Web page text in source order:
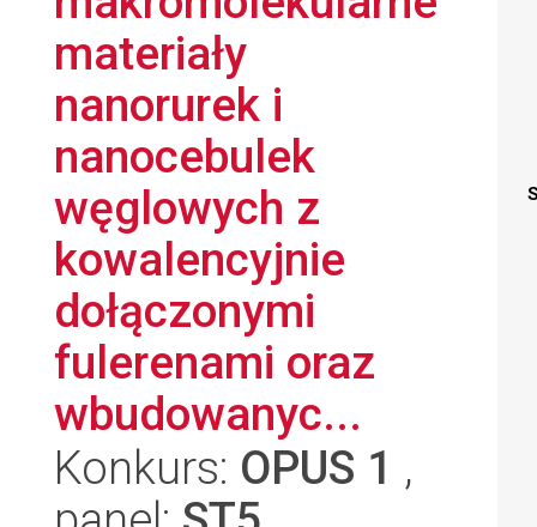
materiały
nanorurek i
nanocebulek
węglowych z
kowalencyjnie
dołączonymi
fulerenami oraz
wbudowanyc...
Konkurs: OPUS 1 ,